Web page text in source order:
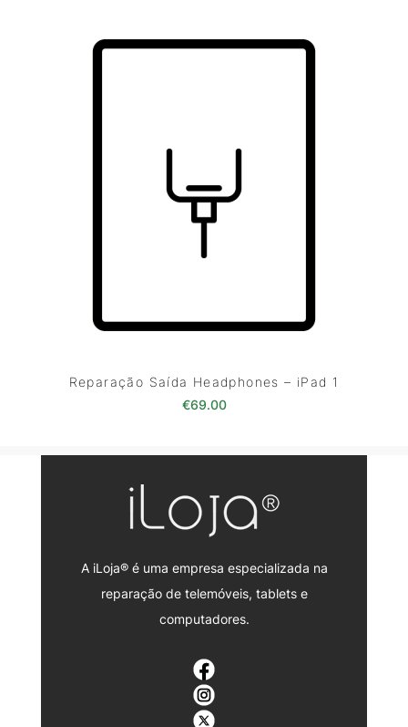
Reparação Saída Headphones – iPad 1
€69.00
A iLoja® é uma empresa especializada na
reparação de telemóveis, tablets e
computadores.